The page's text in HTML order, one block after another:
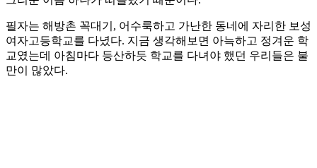
필자는 해방촌 꼭대기, 어수룩하고 가난한 동네에 자리한 보성
여자고등학교를 다녔다. 지금 생각해보면 아늑하고 정겨운 학
교였는데 아침마다 등산하듯 학교를 다녀야 했던 우리들은 불
만이 많았다.